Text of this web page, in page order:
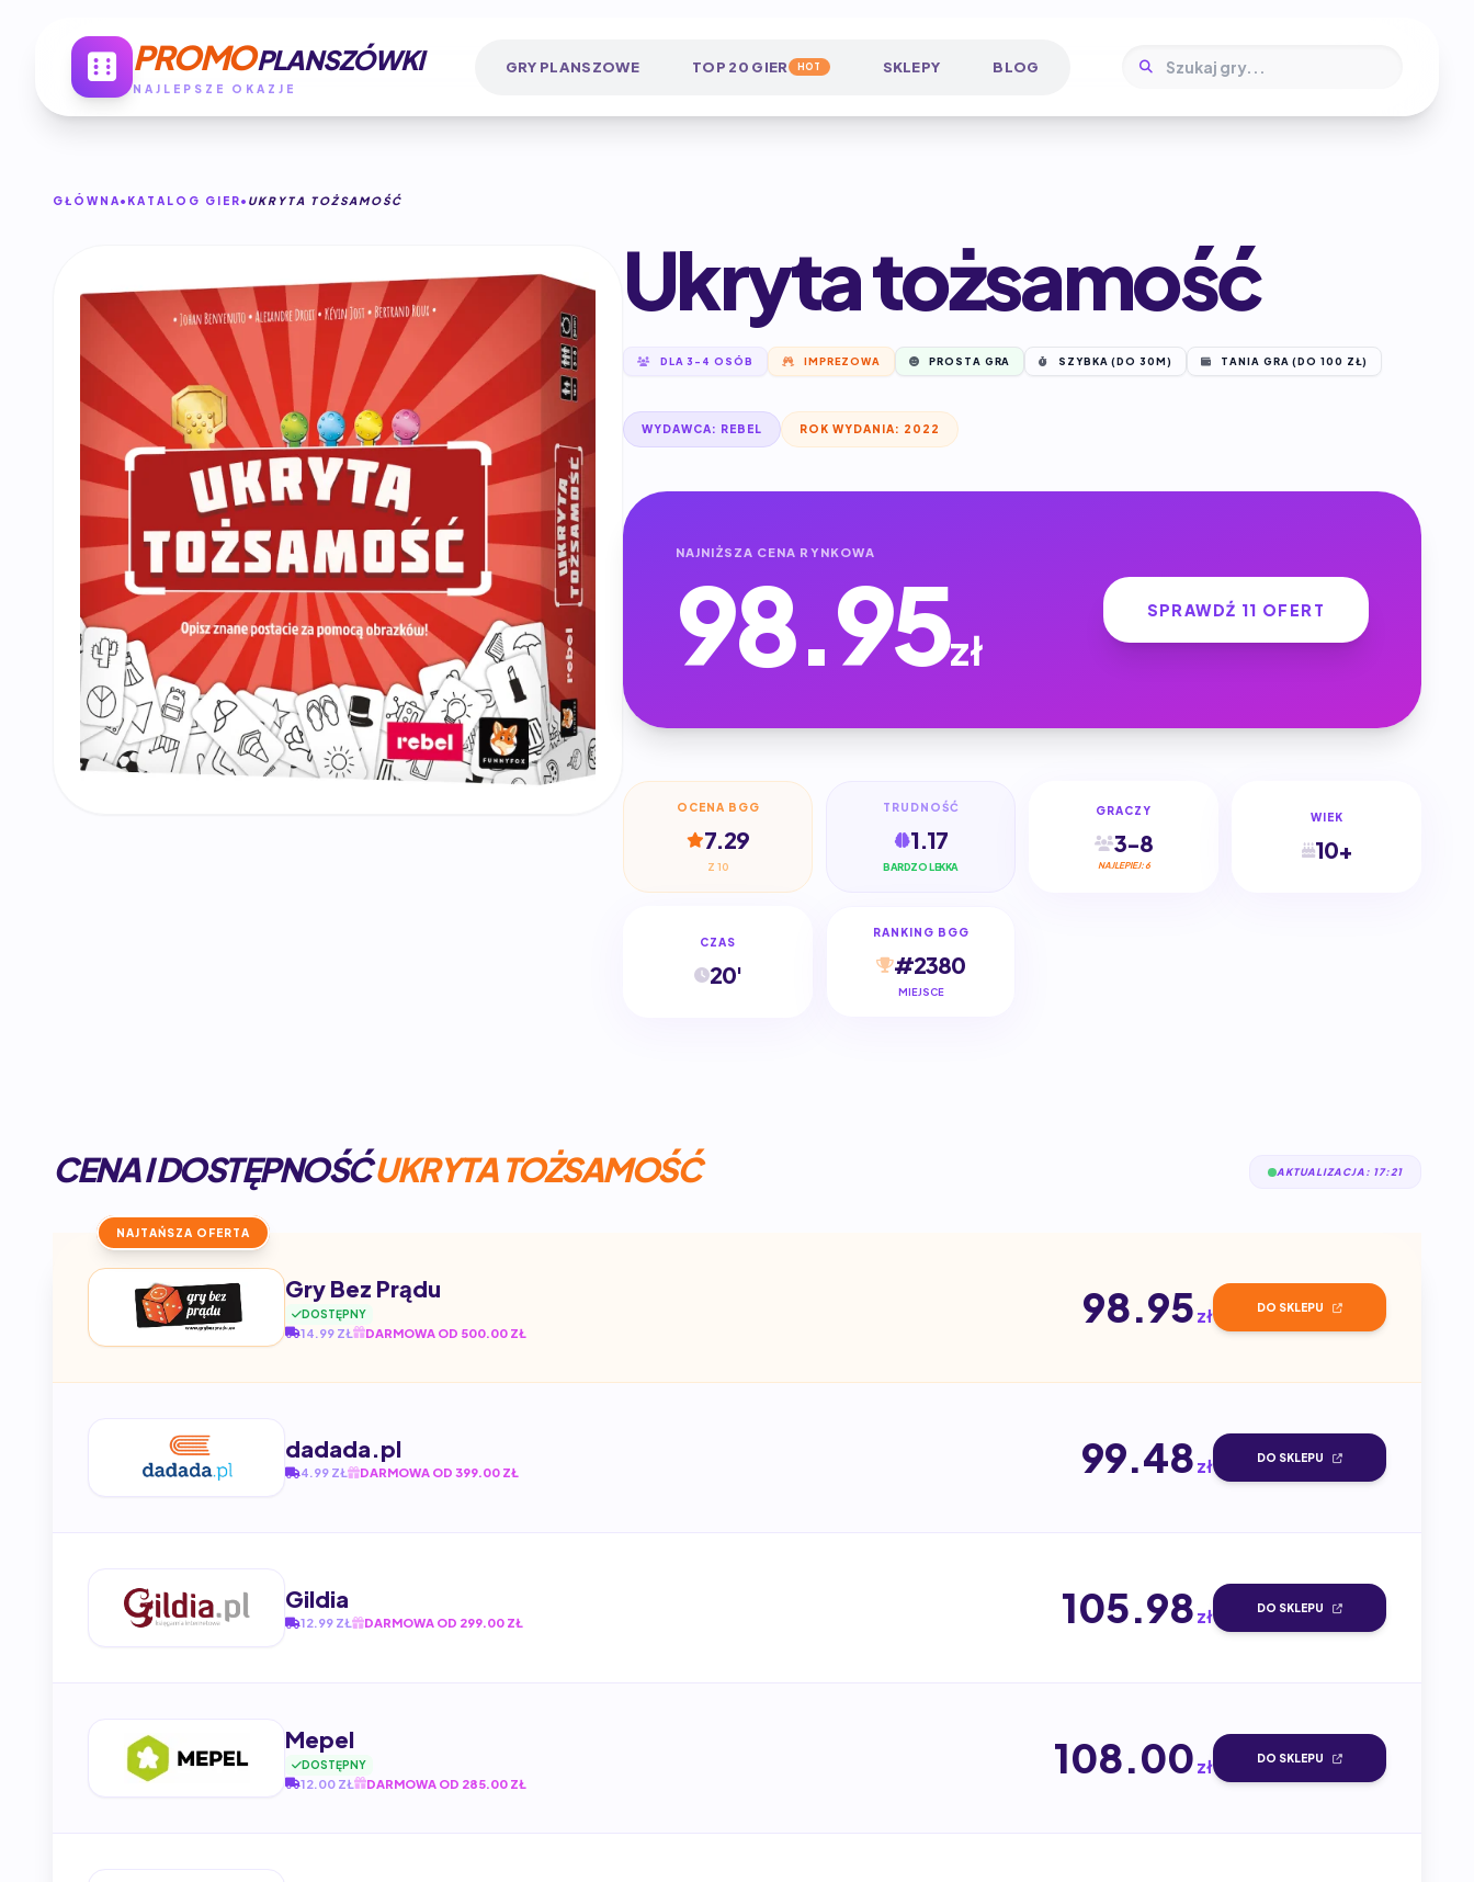
PROMOPLANSZÓWKI
NAJLEPSZE OKAZJE
GRY PLANSZOWE TOP 20 GIER HOT SKLEPY BLOG
GŁÓWNA KATALOG GIER UKRYTA TOŻSAMOŚĆ
Ukryta tożsamość
DLA 3-4 OSÓB IMPREZOWA PROSTA GRA SZYBKA (DO 30M) TANIA GRA (DO 100 ZŁ)
WYDAWCA: REBEL ROK WYDANIA: 2022
NAJNIŻSZA CENA RYNKOWA
98.95zł
SPRAWDŹ 11 OFERT
OCENA BGG
7.29
Z 10
TRUDNOŚĆ
1.17
BARDZO LEKKA
GRACZY
3-8
NAJLEPIEJ: 6
WIEK
10+
CZAS
20'
RANKING BGG
#2380
MIEJSCE
CENA I DOSTĘPNOŚĆUKRYTA TOŻSAMOŚĆ AKTUALIZACJA: 17:21
NAJTAŃSZA OFERTA
Gry Bez Prądu
DOSTĘPNY
14.99 ZŁ DARMOWA OD 500.00 ZŁ
98.95zł DO SKLEPU
dadada.pl
4.99 ZŁ DARMOWA OD 399.00 ZŁ 99.48zł DO SKLEPU
Gildia
12.99 ZŁ DARMOWA OD 299.00 ZŁ 105.98zł DO SKLEPU
Mepel
DOSTĘPNY
12.00 ZŁ DARMOWA OD 285.00 ZŁ
108.00zł DO SKLEPU